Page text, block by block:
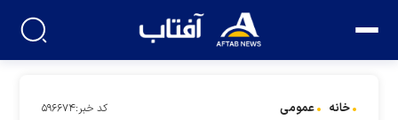
خانه عمومی کد خبر:۵۹۶۶۷۴